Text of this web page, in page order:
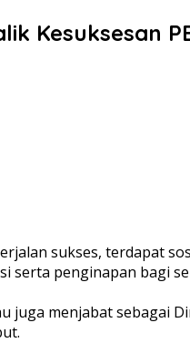
Kesuksesan
sukses, terdapat
penginapan bagi
menjabat sebagai